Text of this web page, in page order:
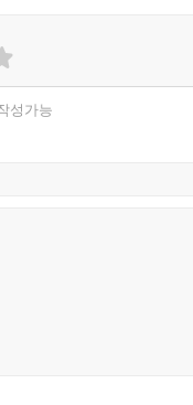
닥근 강화운동
레칭
성가능